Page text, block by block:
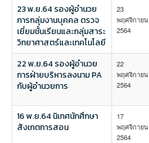
23 พ.ย.64 รองผู้อำนวย
การกลุ่มงานบุคคล ตรวจ
เยี่ยมชั้นเรียนและกลุ่มสาระ
วิทยาศาสตร์และเทคโนโลยี
23
พฤศจิกายน
2564
22 พ.ย.64 รองผู้อำนวย
การฝ่ายบริหารลงนาม PA
กับผู้อำนวยการ
22
พฤศจิกายน
2564
16 พ.ย.64 นิเทศนักศึกษา
สังเกตการสอน
17
พฤศจิกายน
2564